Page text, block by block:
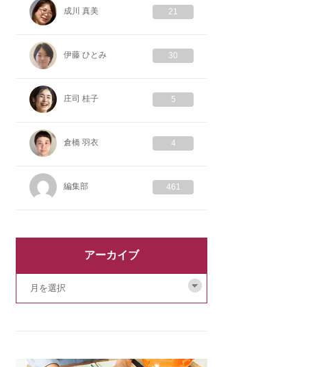
成川 真美 21
伊藤 ひとみ 30
庄司 桂子 5
倉橋 羽衣 4
編集部 461
アーカイブ